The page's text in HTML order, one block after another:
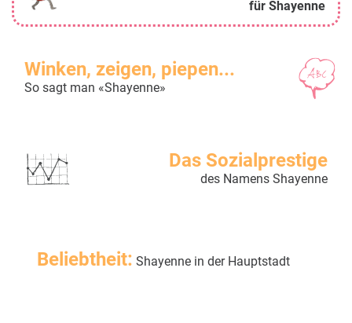
für Shayenne
Winken, zeigen, piepen...
So sagt man «Shayenne»
Das Sozialprestige
des Namens Shayenne
Beliebtheit: Shayenne in der Hauptstadt